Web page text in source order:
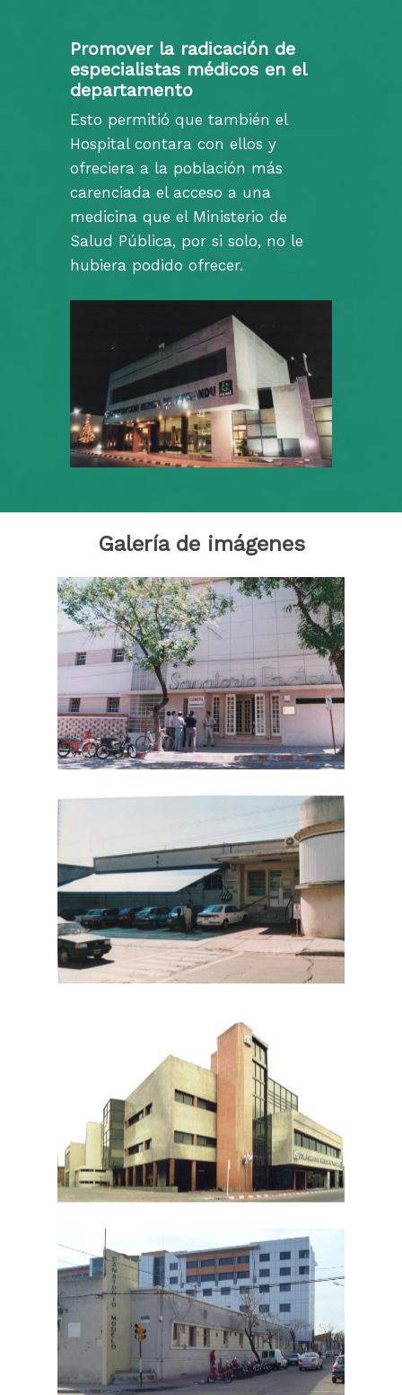
Promover la radicación de
especialistas médicos en el
departamento
Esto permitió que también el
Hospital contara con ellos y
ofreciera a la población más
carenciada el acceso a una
medicina que el Ministerio de
Salud Pública, por si solo, no le
hubiera podido ofrecer.
Galería de imágenes